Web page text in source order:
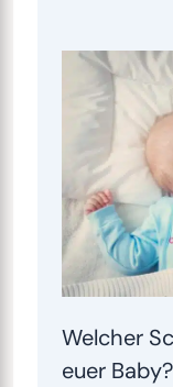
Welcher
euer Baby?